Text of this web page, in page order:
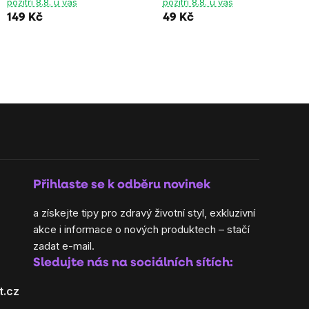
z
149 Kč
z
49 Kč
Přihlaste se k odběru novinek
a získejte tipy pro zdravý životní styl, exkluzivní
akce i informace o nových produktech – stačí
zadat e-mail.
Sledujte nás na sociálních sítích: